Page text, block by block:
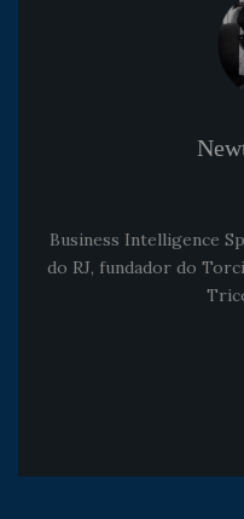
Business Intelligence
do RJ, fundador do